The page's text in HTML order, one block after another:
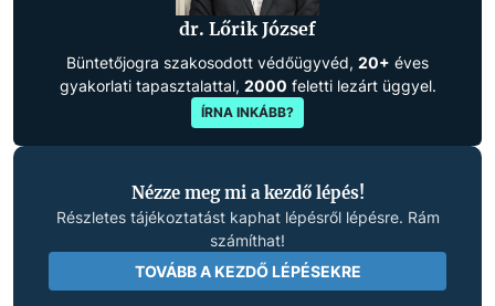
dr. Lőrik József
Büntetőjogra szakosodott védőügyvéd, 20+ éves
gyakorlati tapasztalattal, 2000 feletti lezárt üggyel.
ÍRNA INKÁBB?
Nézze meg mi a kezdő lépés!
Részletes tájékoztatást kaphat lépésről lépésre. Rám
számíthat!
TOVÁBB A KEZDŐ LÉPÉSEKRE